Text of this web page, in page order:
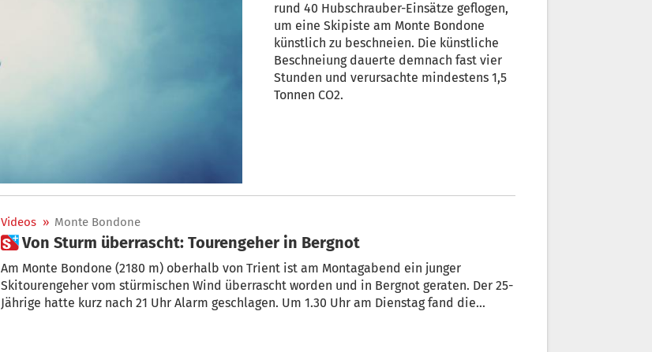
rund 40 Hubschrauber-Einsätze geflogen,
um eine Skipiste am Monte Bondone
künstlich zu beschneien. Die künstliche
Beschneiung dauerte demnach fast vier
Stunden und verursachte mindestens 1,5
Tonnen CO2.
Videos » Monte Bondone
 Von Sturm überrascht: Tourengeher in Bergnot
Am Monte Bondone (2180 m) oberhalb von Trient ist am Montagabend ein junger
Skitourengeher vom stürmischen Wind überrascht worden und in Bergnot geraten. Der 25-
Jährige hatte kurz nach 21 Uhr Alarm geschlagen. Um 1.30 Uhr am Dienstag fand die